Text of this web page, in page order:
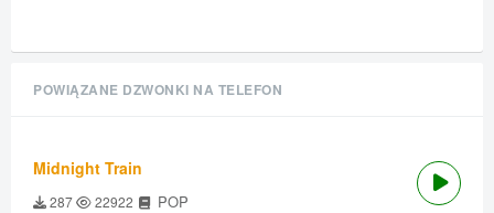
POWIĄZANE DZWONKI NA TELEFON
Midnight Train
287 22922 POP